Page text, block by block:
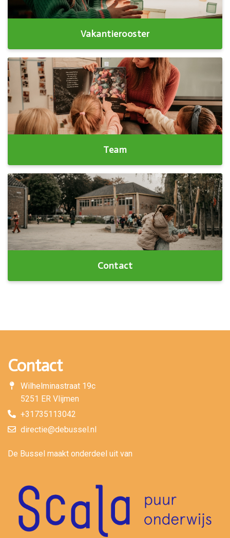
Vakantierooster
Team
Contact
Contact
Wilhelminastraat 19c
5251 ER Vlijmen
+31735113042
directie@debussel.nl
De Bussel maakt onderdeel uit van